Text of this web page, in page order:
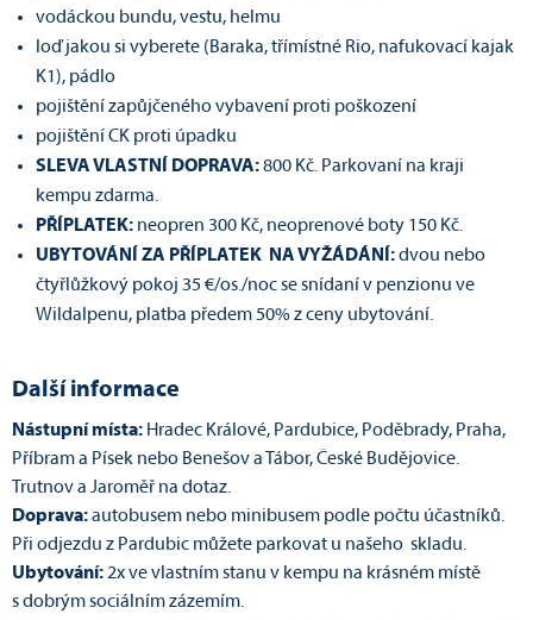
vodáckou bundu, vestu, helmu
loď jakou si vyberete (Baraka, třímístné Rio, nafukovací kajak
K1), pádlo
pojištění zapůjčeného vybavení proti poškození
pojištění CK proti úpadku
SLEVA VLASTNÍ DOPRAVA:800 Kč. Parkovaní na kraji
kempu zdarma.
PŘÍPLATEK: neopren 300 Kč, neoprenové boty 150 Kč.
UBYTOVÁNÍ ZA PŘÍPLATEK NA VYŽÁDÁNÍ:dvou nebo
čtyřlůžkový pokoj 35 €/os./noc se snídaní v penzionu ve
Wildalpenu, platba předem 50% z ceny ubytování.
Další informace
Nástupní místa: Hradec Králové, Pardubice, Poděbrady, Praha,
Příbram a Písek nebo Benešov a Tábor, České Budějovice.
Trutnov a Jaroměř na dotaz.
Doprava:autobusem nebo minibusem podle počtu účastníků.
Při odjezdu z Pardubic můžete parkovat u našeho skladu.
Ubytování:2x ve vlastním stanu v kempu na krásném místě
s dobrým sociálním zázemím.